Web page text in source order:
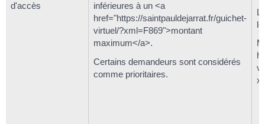
d'accès
inférieures à un <a
href="https://saintpauldejarrat.fr/guichet-
virtuel/?xml=F869">montant
maximum</a>.
Certains demandeurs sont considérés
comme prioritaires.